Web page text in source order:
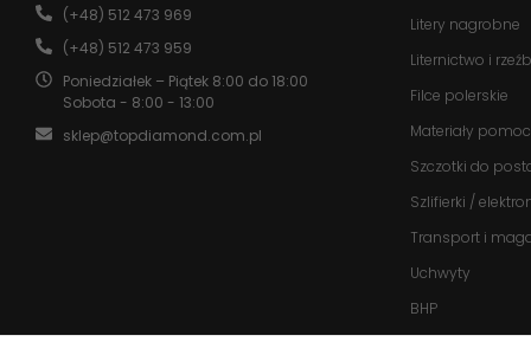
(+48) 512 473 969
(+48) 512 473 959
Poniedziałek – Piątek 8:00 do 18:00
Sobota - 8:00 - 13:00
sklep@topdiamond.com.pl
Litery nagrobne
Liternictwo i
Filce polerskie
Materiały
Szczotki do
Szlifierki /
Transport i
Uchwyty
BHP